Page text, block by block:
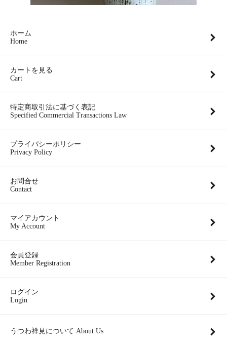
ホーム
Home
カートを見る
Cart
特定商取引法に基づく表記
Specified Commercial Transactions Law
プライバシーポリシー
Privacy Policy
お問合せ
Contact
マイアカウント
My Account
会員登録
Member Registration
ログイン
Login
うつわ祥見について About Us